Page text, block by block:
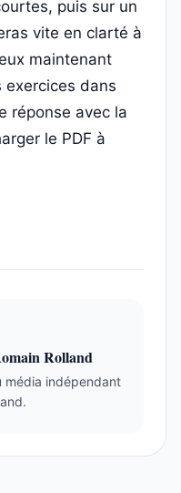
puis sur un
vite en clarté à
maintenant
exercices dans
réponse avec la
le PDF à
Rolland
média indépendant